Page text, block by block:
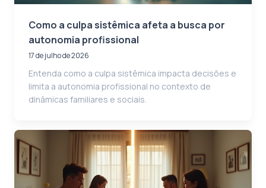
Como a culpa sistêmica afeta a busca por
autonomia profissional
17 de julho de 2026
Entenda como a culpa sistêmica impacta decisões e
limita a autonomia profissional no contexto de
dinâmicas familiares e sociais.